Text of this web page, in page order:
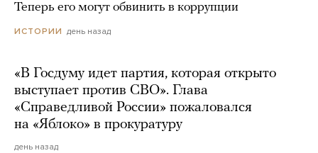
Теперь его могут обвинить в коррупции
ИСТОРИИ день назад
«В Госдуму идет партия, которая открыто
выступает против СВО». Глава
«Справедливой России» пожаловался
на «Яблоко» в прокуратуру
день назад